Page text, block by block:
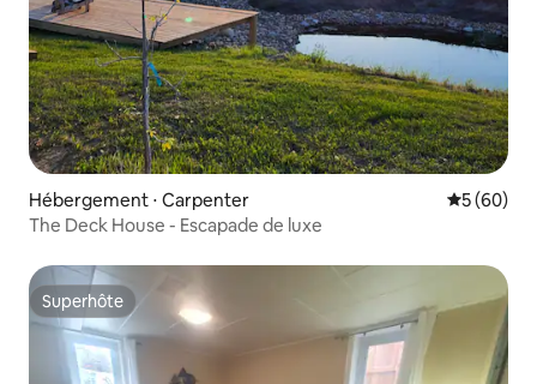
Hébergement ⋅ Carpenter
5 (60)
The Deck House - Escapade de luxe
Superhôte
Superhôte